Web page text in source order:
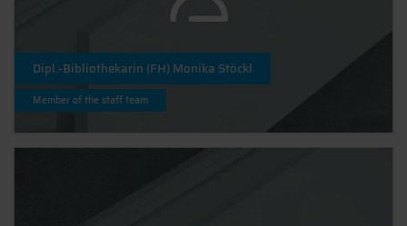
Dipl.-Bibliothekarin (FH) Monika Stöckl
Member of the staff team